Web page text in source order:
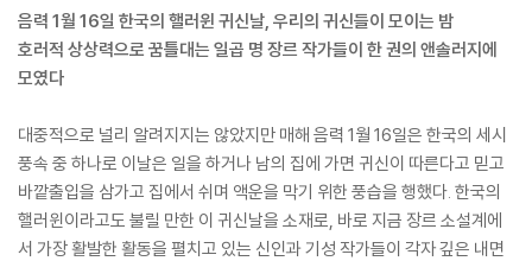
음력 1월 16일 한국의 핼러윈 귀신날, 우리의 귀신들이 모이는 밤
호러적 상상력으로 꿈틀대는 일곱 명 장르 작가들이 한 권의 앤솔러지에
모였다
대중적으로 널리 알려지지는 않았지만 매해 음력 1월 16일은 한국의 세시
풍속 중 하나로 이날은 일을 하거나 남의 집에 가면 귀신이 따른다고 믿고
바깥출입을 삼가고 집에서 쉬며 액운을 막기 위한 풍습을 행했다. 한국의
핼러윈이라고도 불릴 만한 이 귀신날을 소재로, 바로 지금 장르 소설계에
서 가장 활발한 활동을 펼치고 있는 신인과 기성 작가들이 각자 깊은 내면